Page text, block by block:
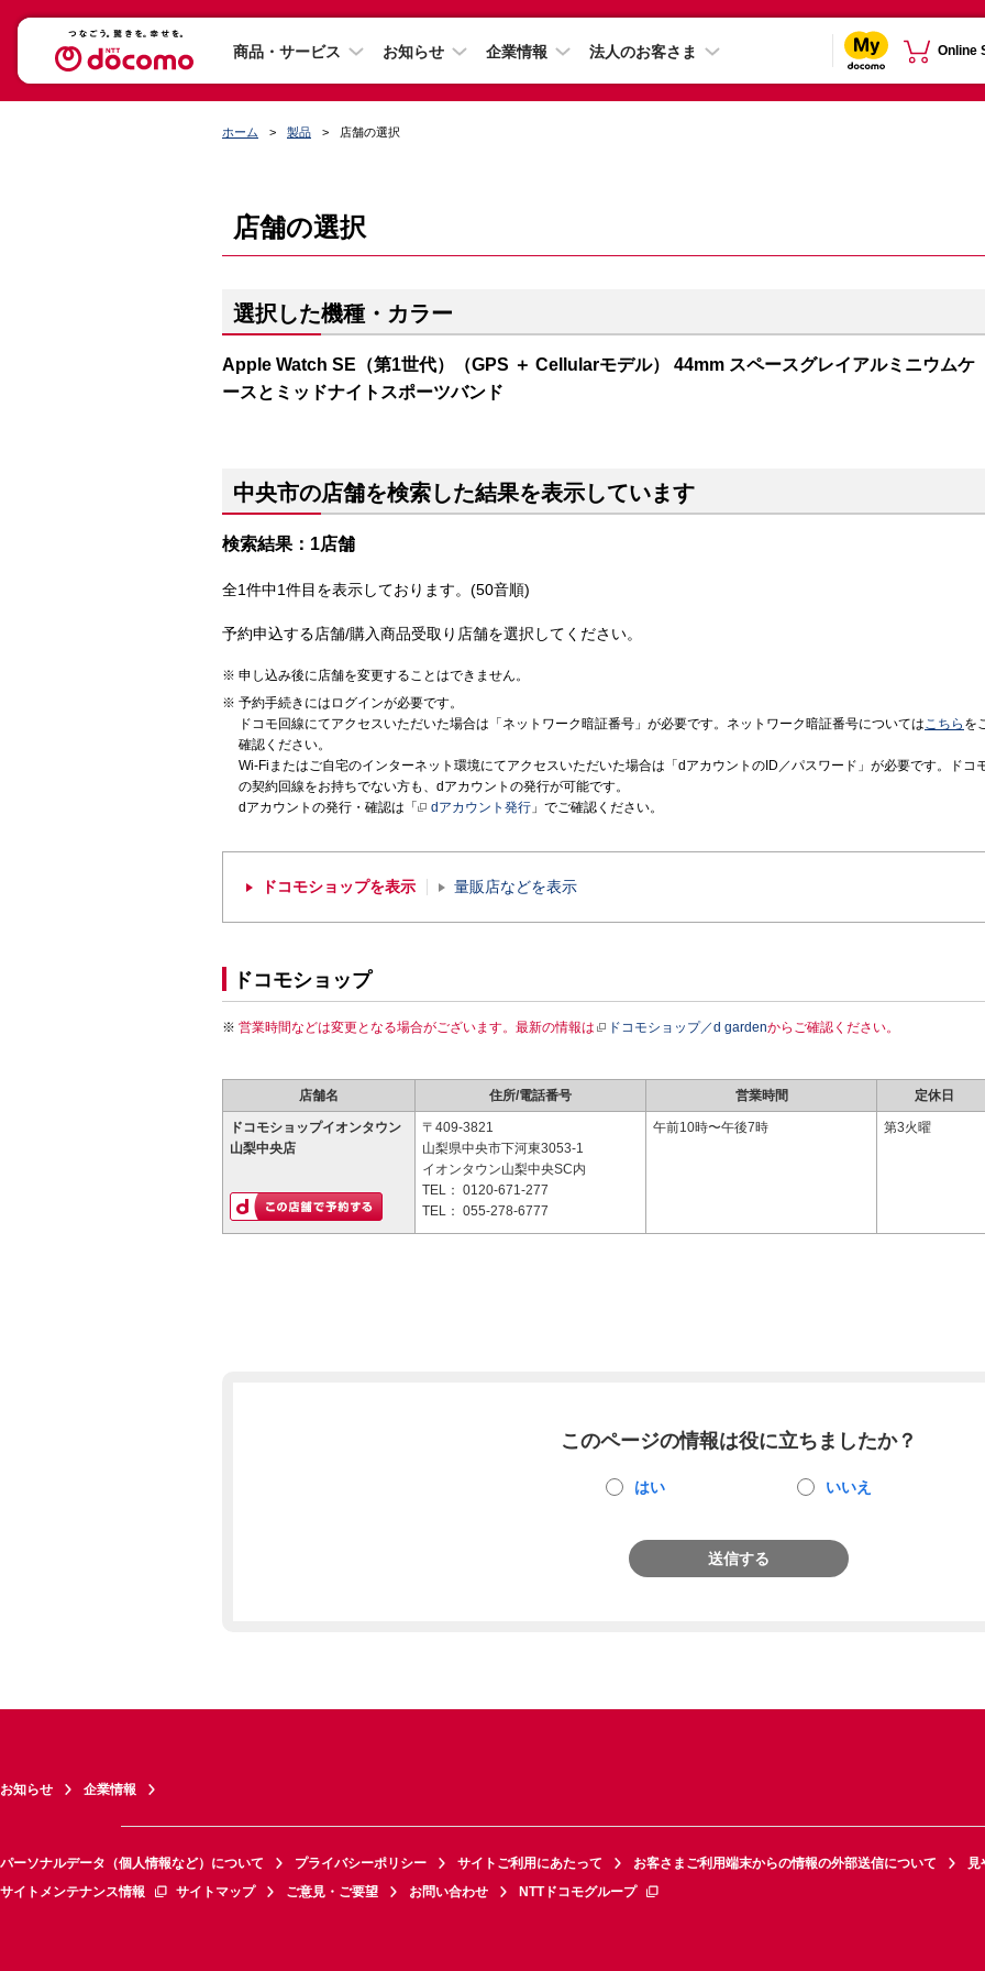
商品・サービス お知らせ 企業情報 法人のお客さま Online
ホーム 製品 店舗の選択
店舗の選択
選択した機種・カラー
Apple Watch SE（第1世代）（GPS ＋ Cellularモデル） 44mm スペースグレイアルミニウムケ
ースとミッドナイトスポーツバンド
中央市の店舗を検索した結果を表示しています
検索結果：1店舗
全1件中1件目を表示しております。(50音順)
予約申込する店舗/購入商品受取り店舗を選択してください。
申し込み後に店舗を変更することはできません。
予約手続きにはログインが必要です。
ドコモ回線にてアクセスいただいた場合は「ネットワーク暗証番号」が必要です。ネットワーク暗証番号についてはこちら を
確認ください。
Wi-Fiまたはご自宅のインターネット環境にてアクセスいただいた場合は「dアカウントのID／パスワード」が必要です。ドコ
の契約回線をお持ちでない方も、dアカウントの発行が可能です。
dアカウントの発行・確認は「
dアカウント発行 」でご確認ください。
ドコモショップを表示 量販店などを表示
ドコモショップ
営業時間などは変更となる場合がございます。最新の情報は ドコモショップ／d gardenからご確認ください。
店舗名 住所/電話番号 営業時間 定休日
ドコモショップイオンタウン
山梨中央店
〒409-3821
山梨県中央市下河東3053-1
イオンタウン山梨中央SC内
TEL： 0120-671-277
TEL： 055-278-6777
午前10時〜午後7時 第3火曜
このページの情報は役に立ちましたか？
はい いいえ
送信する
お知らせ 企業情報
パーソナルデータ（個人情報など）について プライバシーポリシー サイトご利用にあたって お客さまご利用端末からの情報の外部送信について
見
サイトメンテナンス情報
サイトマップ ご意見・ご要望 お問い合わせ NTTドコモグループ